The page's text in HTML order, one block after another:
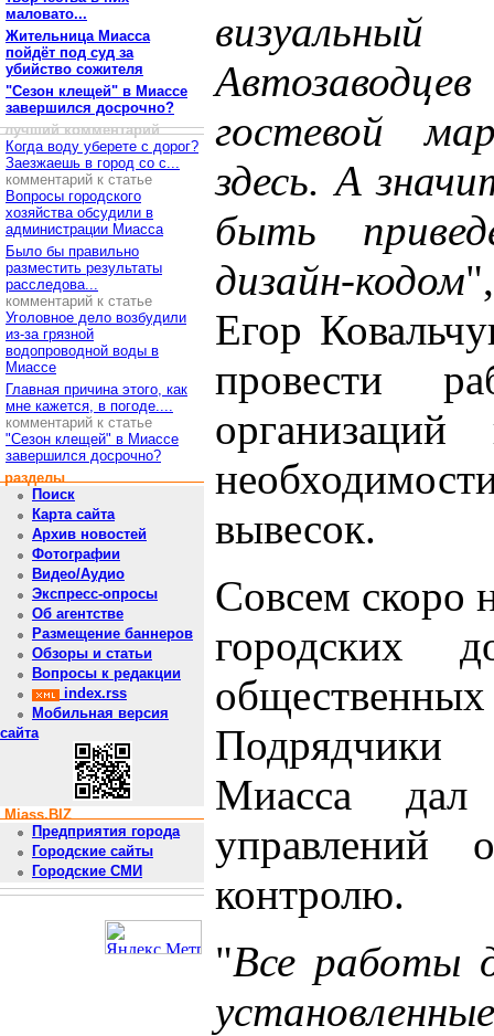
маловато...
Жительница Миасса
пойдёт под суд за
убийство сожителя
"Сезон клещей" в Миассе
завершился досрочно?
лучший комментарий
Когда воду уберете с дорог?
Заезжаешь в город со с...
комментарий к статье
Вопросы городского
хозяйства обсудили в
администрации Миасса
Было бы правильно
разместить результаты
расследова...
комментарий к статье
Уголовное дело возбудили
из-за грязной
водопроводной воды в
Миассе
Главная причина этого, как
мне кажется, в погоде....
комментарий к статье
"Сезон клещей" в Миассе
завершился досрочно?
разделы
Поиск
Карта сайта
Архив новостей
Фотографии
Видео/Аудио
Экспресс-опросы
Об агентстве
Размещение баннеров
Обзоры и статьи
Вопросы к редакции
index.rss
Мобильная версия
сайта
Miass.BIZ
Предприятия города
Городские сайты
Городские СМИ
гостевой
здесь. А
быть
дизайн-кодом
Егор
провести
вывесок.
Совсем скоро
городских
Подрядчики
Миасса дал
управлений
контролю.
"Все работы